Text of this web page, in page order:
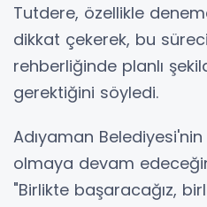
Tutdere, özellikle
dikkat çekerek, bu
rehberliğinde planlı
gerektiğini söyledi.
Adıyaman
olmaya devam
"Birlikte başaracağız,